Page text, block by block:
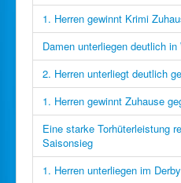
1. Herren gewinnt Krimi
Damen unterliegen deutlich in
2. Herren unterliegt deutlich
1. Herren gewinnt Zuhause
Eine starke Torhüterleistung
Saisonsieg
1. Herren unterliegen im Derby